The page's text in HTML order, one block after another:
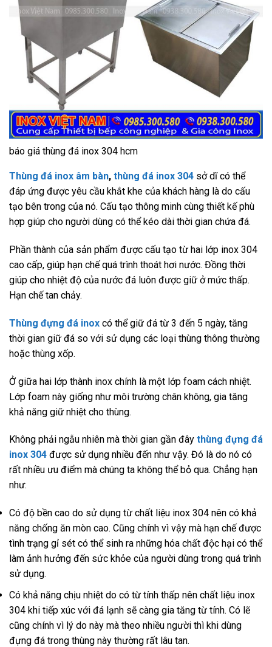
báo giá thùng đá inox 304 hcm
Thùng đá inox âm bàn, thùng đá inox 304 sở dĩ có thể
đáp ứng được yêu cầu khắt khe của khách hàng là do cấu
tạo bên trong của nó. Cấu tạo thông minh cùng thiết kế phù
hợp giúp cho người dùng có thể kéo dài thời gian chứa đá.
Phần thành của sản phẩm được cấu tạo từ hai lớp inox 304
cao cấp, giúp hạn chế quá trình thoát hơi nước. Đồng thời
giúp cho nhiệt độ của nước đá luôn được giữ ở mức thấp.
Hạn chế tan chảy.
Thùng đựng đá inox có thể giữ đá từ 3 đến 5 ngày, tăng
thời gian giữ đá so với sử dụng các loại thùng thông thường
hoặc thùng xốp.
Ở giữa hai lớp thành inox chính là một lớp foam cách nhiệt.
Lớp foam này giống như môi trường chân không, gia tăng
khả năng giữ nhiệt cho thùng.
Không phải ngẫu nhiên mà thời gian gần đây thùng đựng đá
inox 304 được sử dụng nhiều đến như vậy. Đó là do nó có
rất nhiều ưu điểm mà chúng ta không thể bỏ qua. Chẳng hạn
như:
Có độ bền cao do sử dụng từ chất liệu inox 304 nên có khả
năng chống ăn mòn cao. Cũng chính vì vậy mà hạn chế được
tình trạng gỉ sét có thể sinh ra những hóa chất độc hại có thể
làm ảnh hưởng đến sức khỏe của người dùng trong quá trình
sử dụng.
Có khả năng chịu nhiệt do có từ tính thấp nên chất liệu inox
304 khi tiếp xúc với đá lạnh sẽ càng gia tăng từ tính. Có lẽ
cũng chính vì lý do này mà theo nhiều người thì khi dùng
đựng đá trong thùng này thường rất lâu tan.